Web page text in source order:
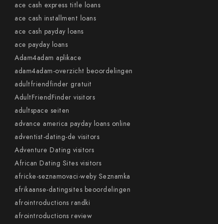
ace cash express title loans
ace cash installment loans
ace cash payday loans
ace payday loans
Adam4adam aplikace
adam4adam-overzicht beoordelingen
adultfriendfinder gratuit
AdultFriendFinder visitors
adultspace seiten
advance america payday loans online
adventist-dating-de visitors
Adventure Dating visitors
African Dating Sites visitors
africke-seznamovaci-weby Seznamka
afrikaanse-datingsites beoordelingen
afrointroductions randki
afrointroductions review